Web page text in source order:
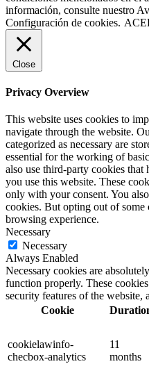
información, consulte nuestro
Configuración de cookies.
Close
Privacy Overview
This website uses cookies to
navigate through the website.
categorized as necessary are
essential for the working of
also use third-party cookies that
you use this website. These
only with your consent. You
cookies. But opting out of
browsing experience.
Necessary
Necessary
Always Enabled
Necessary cookies are
function properly. These
security features of the website,
Cookie
cookielawinfo-
checbox-analytics
11
months